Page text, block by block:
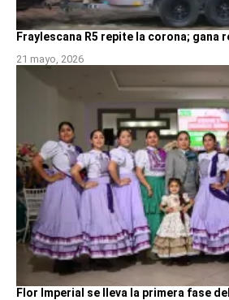
Fraylescana R5 repite la corona; gana
21 mayo, 2026
Flor Imperial se lleva la primera fase